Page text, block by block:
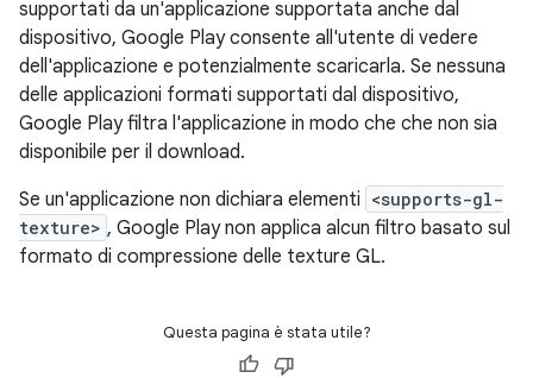
supportati da un'applicazione supportata anche dal
dispositivo, Google Play consente all'utente di vedere
dell'applicazione e potenzialmente scaricarla. Se nessuna
delle applicazioni formati supportati dal dispositivo,
Google Play filtra l'applicazione in modo che che non sia
disponibile per il download.
Se un'applicazione non dichiara elementi <supports-gl-
texture> , Google Play non applica alcun filtro basato sul
formato di compressione delle texture GL.
Questa pagina è stata utile?